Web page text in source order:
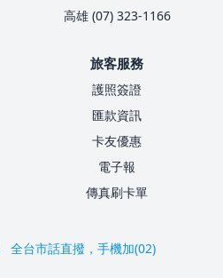
高雄 (07) 323-1166
旅客服務
護照簽證
匯款資訊
卡友優惠
電子報
傳真刷卡單
全台市話直撥，手機加(02)